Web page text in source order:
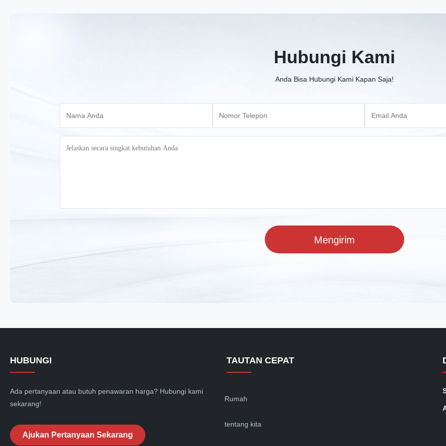
Hubungi Kami
Anda Bisa Hubungi Kami Kapan Saja!
Mengirim
HUBUNGI
Ada pertanyaan atau butuh penawaran harga? Hubungi kami
sekarang!
Ajukan Pertanyaan Sekarang
TAUTAN CEPAT
Rumah
tentang kita